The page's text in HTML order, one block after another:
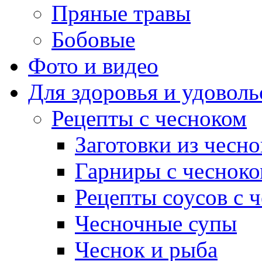
Пряные травы
Бобовые
Фото и видео
Для здоровья и
Рецепты с чесноком
Заготовки из
Гарниры с
Рецепты соусов с
Чесночные супы
Чеснок и рыба